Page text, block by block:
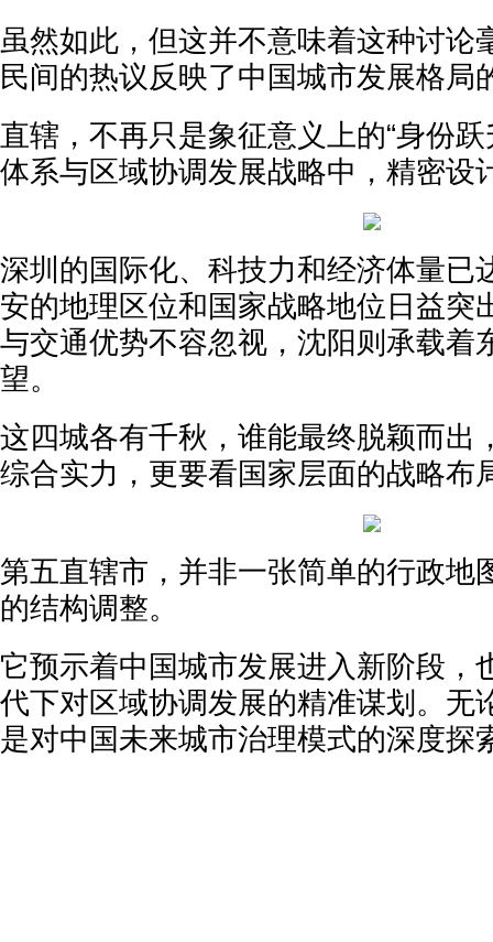
虽然如此，但这并不意味着这种讨论
民间的热议反映了中国城市发展格局
直辖，不再只是象征意义上的“身份
体系与区域协调发展战略中，精密设
深圳的国际化、科技力和经济体量已
安的地理区位和国家战略地位日益突
与交通优势不容忽视，沈阳则承载着
望。
这四城各有千秋，谁能最终脱颖而出
综合实力，更要看国家层面的战略布
第五直辖市，并非一张简单的行政地
的结构调整。
它预示着中国城市发展进入新阶段，
代下对区域协调发展的精准谋划。无
是对中国未来城市治理模式的深度探